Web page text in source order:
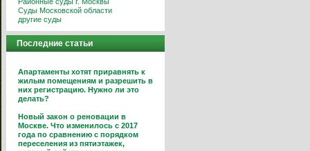
Суды Московской области
другие суды
Последние статьи
Апартаменты хотят приравнять к
жилым помещениям и разрешить в
них регистрацию. Нужно ли это
делать?
Новый закон о реновации в
Москве. Что изменилось с 2017
года по сравнению с порядком
переселения из пятиэтажек,